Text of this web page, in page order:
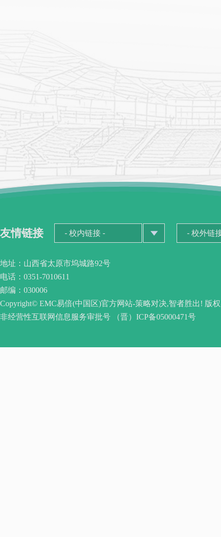
友情链接
地址：山西省太原市坞城路92号
电话：0351-7010611
邮编：030006
Copyright© EMC易倍(中国区)官方网站-策略对决,智者胜出! 版
非经营性互联网信息服务审批号 （晋）ICP备05000471号